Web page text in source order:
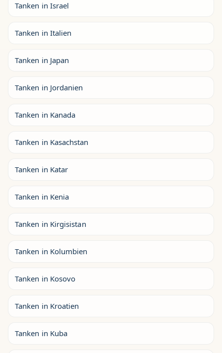
Tanken in Israel
Tanken in Italien
Tanken in Japan
Tanken in Jordanien
Tanken in Kanada
Tanken in Kasachstan
Tanken in Katar
Tanken in Kenia
Tanken in Kirgisistan
Tanken in Kolumbien
Tanken in Kosovo
Tanken in Kroatien
Tanken in Kuba